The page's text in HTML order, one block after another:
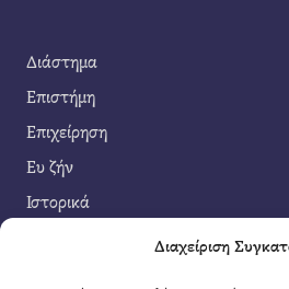
Διαχείριση
Διάστημα
Επιστήμη
Επιχείρηση
Ευ ζήν
Ιστορικά